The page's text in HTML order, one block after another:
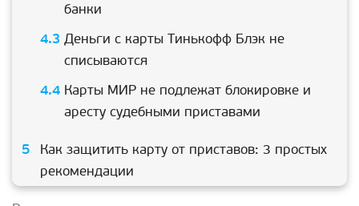
банки
Деньги с карты Тинькофф Блэк не
списываются
Карты МИР не подлежат блокировке и
аресту судебными приставами
Как защитить карту от приставов: 3 простых
рекомендации